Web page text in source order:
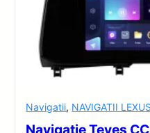
Navigatii, NAVIGATII LEXUS
Navigație Teyes